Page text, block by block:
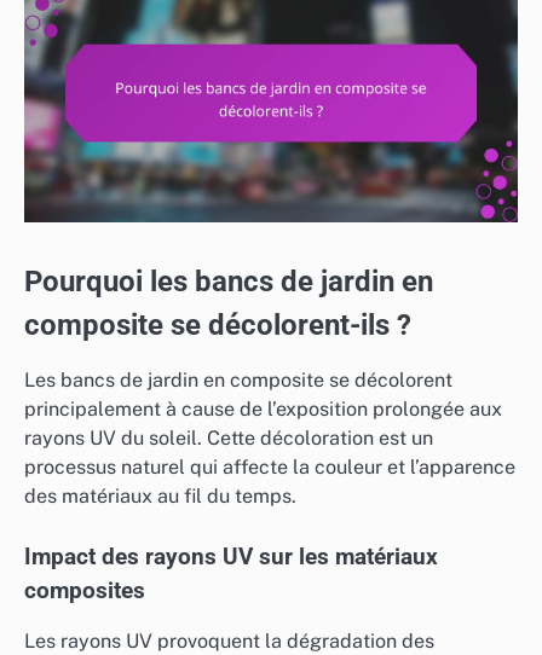
Pourquoi les bancs de jardin en
composite se décolorent-ils ?
Les bancs de jardin en composite se décolorent
principalement à cause de l’exposition prolongée aux
rayons UV du soleil. Cette décoloration est un
processus naturel qui affecte la couleur et l’apparence
des matériaux au fil du temps.
Impact des rayons UV sur les matériaux
composites
Les rayons UV provoquent la dégradation des